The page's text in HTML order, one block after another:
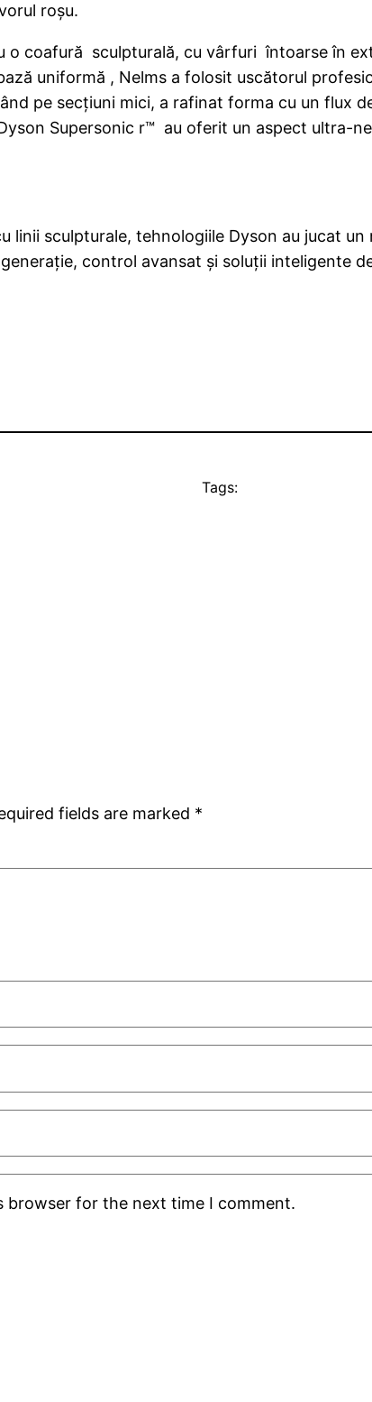
roșu.
o coafură sculpturală, cu vârfuri întoarse în
uniformă , Nelms a folosit uscătorul
pe secțiuni mici, a rafinat forma cu un flux
Supersonic r™ au oferit un aspect ultra-
sculpturale, tehnologiile Dyson au jucat
control avansat și soluții inteligente
Tags:
fields are marked *
browser for the next time I comment.